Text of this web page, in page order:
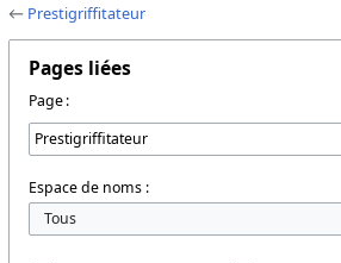
← Prestigriffitateur
Pages liées
Page :
Espace de noms :